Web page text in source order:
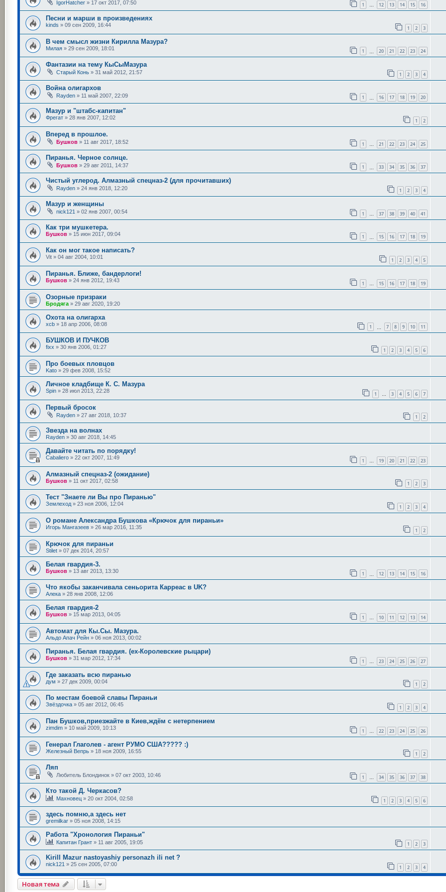
IgorHatcher » 17 окт 2017, 07:50 1 … 12 13 14 15 16
Песни и марши в произведениях
kinds » 09 сен 2009, 16:44 1 2 3
В чем смысл жизни Кирилла Мазура?
Милая » 29 сен 2009, 18:01 1 20 21 22 23 24
Фантазии на тему КыСыМазура
Старый Конь » 31 май 2012, 21:57 1 2 3 4
Война олигархов
Rayden » 11 май 2007, 22:09 1 16 17 18 19 20
Мазур и "штабс-капитан"
Фрегат » 28 янв 2007, 12:02 1 2
Вперед в прошлое.
Бушков » 11 авг 2017, 18:52 1 … 21 22 23 24 25
Пиранья. Черное солнце.
Бушков » 29 авг 2011, 14:37 1 33 34 35 36 37
Чистый углерод. Алмазный спецназ-2 (для прочитавших)
Rayden » 24 янв 2018, 12:20 1 2 3 4
Мазур и женщины
nick121 » 02 янв 2007, 00:54 1 … 37 38 39 40 41
Как три мушкетера.
Бушков » 15 июн 2017, 09:04 1 15 16 17 18 19
Как он мог такое написать?
Vit » 04 авг 2004, 10:01 1 2 3 4 5
Пиранья. Ближе, бандерлоги!
Бушков » 24 янв 2012, 19:43 1 … 15 16 17 18 19
Озорные призраки
Бродяга » 29 авг 2020, 19:20
Охота на олигарха
xcb » 18 апр 2006, 08:08 1 7 8 9 10 11
БУШКОВ И ПУЧКОВ
fixx » 30 янв 2006, 01:27 1 2 3 4 5 6
Про боевых пловцов
Kato » 29 фев 2008, 15:52
Личное кладбище К. С. Мазура
Spin » 28 июл 2013, 22:28 1 3 4 5 6 7
Первый бросок
Rayden » 27 авг 2018, 10:37 1 2
Звезда на волнах
Rayden » 30 авг 2018, 14:45
Давайте читать по порядку!
Cabaliero » 22 окт 2007, 11:49 1 … 19 20 21 22 23
Алмазный спецназ-2 (ожидание)
Бушков » 11 окт 2017, 02:58 1 2 3
Тест "Знаете ли Вы про Пиранью"
Землеход» 23 ноя 2006, 12:04 1 2 3 4
О романе Александра Бушкова «Крючок для пираньи»
Игорь Мангазеев » 26 мар 2016, 11:35 1 2
Крючок для пираньи
Stilet » 07 дек 2014, 20:57
Белая гвардия-3.
Бушков » 13 авг 2013, 13:30 1 12 13 14 15 16
Что якобы заканчивала сеньорита Карреас в UK?
Алека » 28 янв 2008, 12:06
Белая гвардия-2
Бушков » 15 мар 2013, 04:05 1 … 10 11 12 13 14
Автомат для Кы.Сы. Мазура.
Альдо Апач Рейн » 06 ноя 2013, 00:02
Пиранья. Белая гвардия. (ex-Королевские рыцари)
Бушков » 31 мар 2012, 17:34 1 … 23 24 25 26 27
Где заказать всю пиранью
дум » 27 дек 2009, 00:04 1 2
По местам боевой славы Пираньи
Звёздочка » 05 авг 2012, 06:45 1 2 3 4
Пан Бушков,приезжайте в Киев,ждём с нетерпением
zimdim » 10 май 2009, 10:13 1 … 22 23 24 25 26
Генерал Глаголев - агент РУМО США????? :)
Железный Вепрь » 18 ноя 2009, 16:55 1 2
Ляп
Любитель Блондинок » 07 окт 2003, 10:46 1 … 34 35 36 37 38
Кто такой Д. Черкасов?
Махновец » 20 окт 2004, 02:58 1 2 3 4 5 6
здесь помню,а здесь нет
gremilkar » 05 ноя 2008, 14:15
Работа "Хронология Пираньи"
Капитан Грант » 11 авг 2005, 19:05 1 2 3
Kirill Mazur nastoyashiy personazh ili net ?
nick121 » 25 сен 2005, 07:00 1 2 3 4
Новая тема